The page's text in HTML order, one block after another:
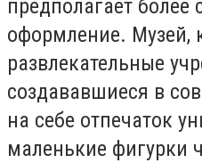
предполагает более
оформление. Музей,
развлекательные
создававшиеся в
на себе отпечаток
маленькие фигурки